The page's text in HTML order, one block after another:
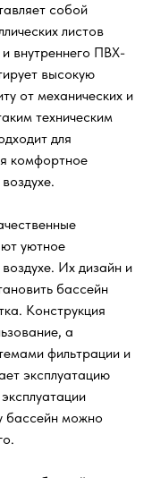
собой
листов
внутреннего ПВХ-
высокую
от механических и
техническим
для
комфортное
уютное
Их дизайн и
бассейн
Конструкция
а
фильтрации и
эксплуатацию
бассейн можно